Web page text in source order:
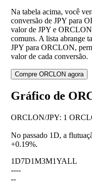
Na tabela acima, você
conversão de JPY para
valor de JPY e
comuns. A lista abrange
JPY para ORCLON,
valor de cada conversão.
Compre ORCLON agora
Gráfico de
ORCLON/JPY: 1
No passado 1D, a
+0.19%.
1D7D1M3M1YALL
----
--